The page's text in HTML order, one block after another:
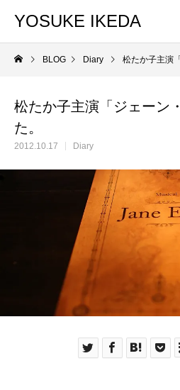
YOSUKE IKEDA
BLOG Diary 松たか子主演
松たか子主演「ジェーン
た。
2012.10.17 Diary